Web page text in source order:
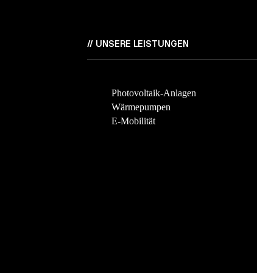
//UNSERE LEISTUNGEN
Photovoltaik-Anlagen
Wärmepumpen
E-Mobilität